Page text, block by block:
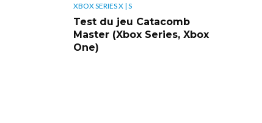
XBOX SERIES X | S
Test du jeu Catacomb
Master (Xbox Series, Xbox
One)